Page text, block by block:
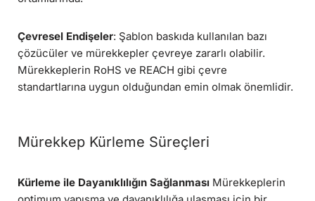
Çevresel Endişeler: Şablon baskıda kullanılan bazı
çözücüler ve mürekkepler çevreye zararlı olabilir.
Mürekkeplerin RoHS ve REACH gibi çevre
standartlarına uygun olduğundan emin olmak önemlidir.
Mürekkep Kürleme Süreçleri
Kürleme ile Dayanıklılığın Sağlanması Mürekkeplerin